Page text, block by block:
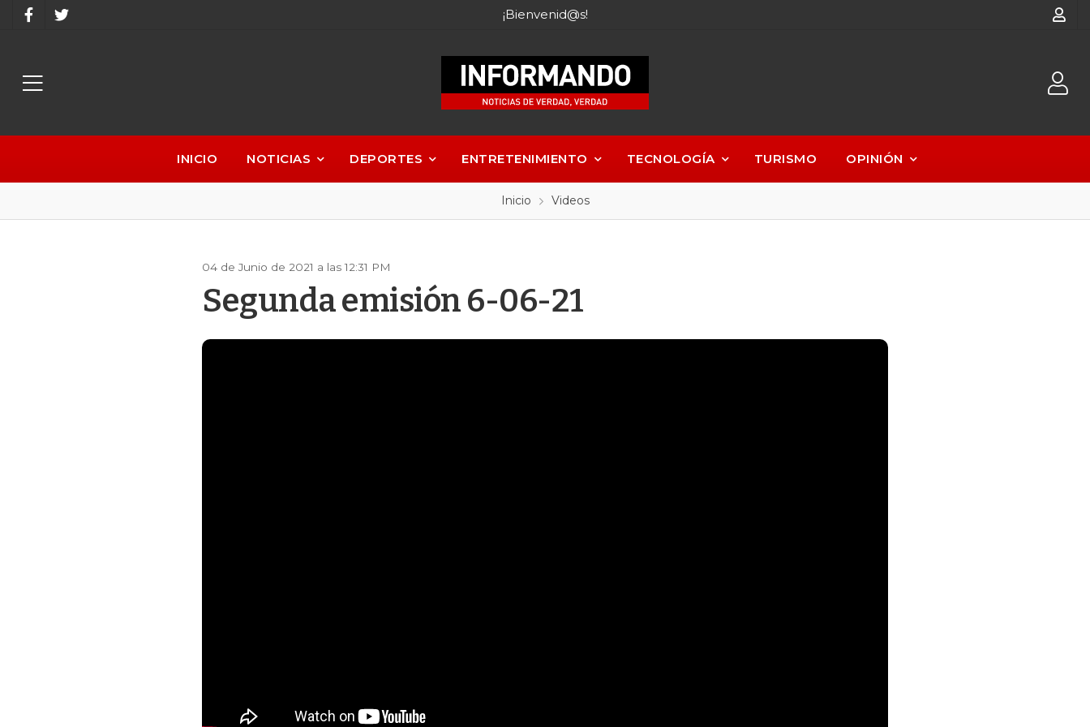
¡Bienvenid@s!
INICIO NOTICIAS DEPORTES ENTRETENIMIENTO TECNOLOGÍA TURISMO OPINIÓN
Inicio Videos
04 de Junio de 2021 a las 12:31 PM
Segunda emisión 6-06-21